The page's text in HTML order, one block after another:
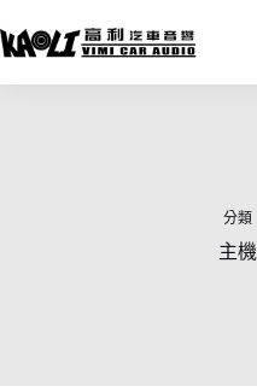
至
分類
主機